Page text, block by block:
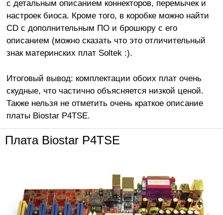
с детальным описанием коннекторов, перемычек и
настроек биоса. Кроме того, в коробке можно найти
CD с дополнительным ПО и брошюру с его
описанием (можно сказать что это отличительный
знак материнских плат Soltek :).
Итоговый вывод: комплектации обоих плат очень
скудные, что частично объясняется низкой ценой.
Также нельзя не отметить очень краткое описание
платы Biostar P4TSE.
Плата Biostar P4TSE